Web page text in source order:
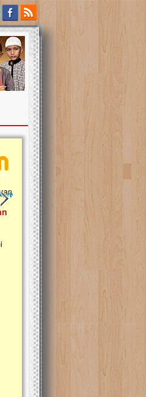
slide
Next slide
Open Donasi Wakaf
Rumah Qur'an & TK Islam
Najjah di Jonggol
Saat ini, Ulurtangan bersama Yayasan
Najjahtul Islam Jonggol sedang merintis
pembangunan Rumah Qur’an dan
kanak Islam Terpadu (TKIT) An Najjah
Gedung Majelis Taklim di Jonggol,...